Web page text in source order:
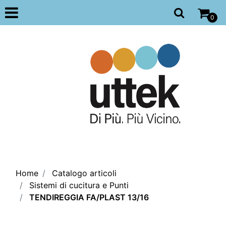
Open
0
Home
Catalogo articoli
Sistemi di cucitura e Punti
TENDIREGGIA FA/PLAST 13/16